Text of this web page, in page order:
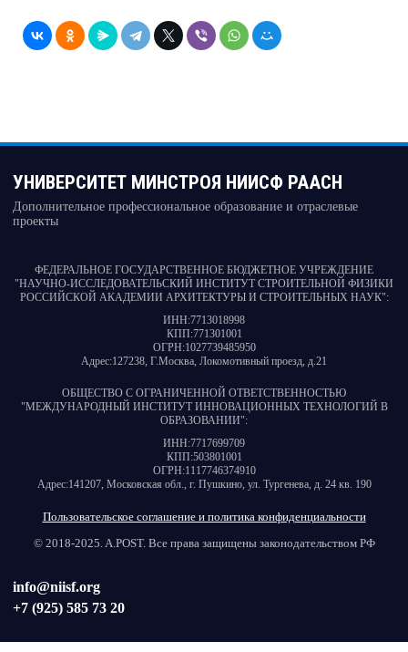
УНИВЕРСИТЕТ МИНСТРОЯ НИИСФ РААСН
Дополнительное профессиональное образование и отраслевые
проекты
ФЕДЕРАЛЬНОЕ ГОСУДАРСТВЕННОЕ БЮДЖЕТНОЕ УЧРЕЖДЕНИЕ
"НАУЧНО-ИССЛЕДОВАТЕЛЬСКИЙ ИНСТИТУТ СТРОИТЕЛЬНОЙ ФИЗИКИ
РОССИЙСКОЙ АКАДЕМИИ АРХИТЕКТУРЫ И СТРОИТЕЛЬНЫХ НАУК":
ИНН:7713018998
КПП:771301001
ОГРН:1027739485950
Адрес:127238, Г.Москва, Локомотивный проезд, д.21
ОБЩЕСТВО С ОГРАНИЧЕННОЙ ОТВЕТСТВЕННОСТЬЮ
"МЕЖДУНАРОДНЫЙ ИНСТИТУТ ИННОВАЦИОННЫХ ТЕХНОЛОГИЙ В
ОБРАЗОВАНИИ":
ИНН:7717699709
КПП:503801001
ОГРН:1117746374910
Адрес:141207, Московская обл., г. Пушкино, ул. Тургенева, д. 24 кв. 190
Пользовательское соглашение и политика конфиденциальности
© 2018-2025. A.POST. Все права защищены законодательством РФ
info@niisf.org
+7 (925) 585 73 20